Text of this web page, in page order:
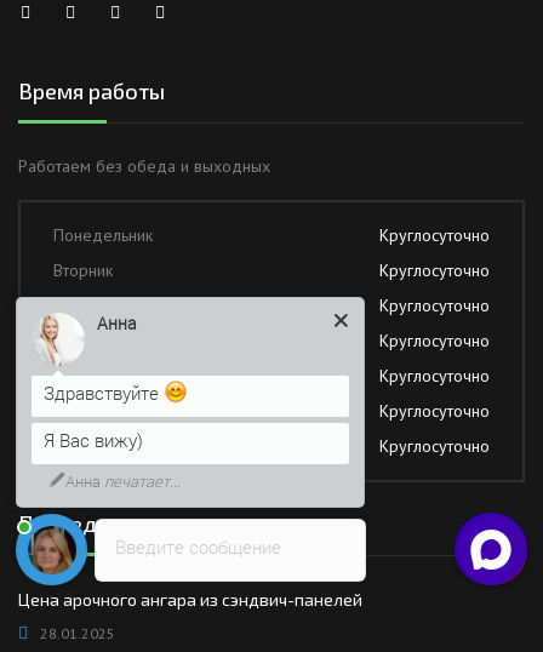
Время работы
Работаем без обеда и выходных
Понедельник
Круглосуточно
Вторник
Круглосуточно
Круглосуточно
Четверг
Круглосуточно
Пятница
Круглосуточно
Суббота
Круглосуточно
Воскресение
Круглосуточно
Последние новости
Цена арочного ангара из сэндвич-панелей
28.01.2025
Введите сообщение
Анна
Здравствуйте
Я Вас вижу)
Анна печатает...